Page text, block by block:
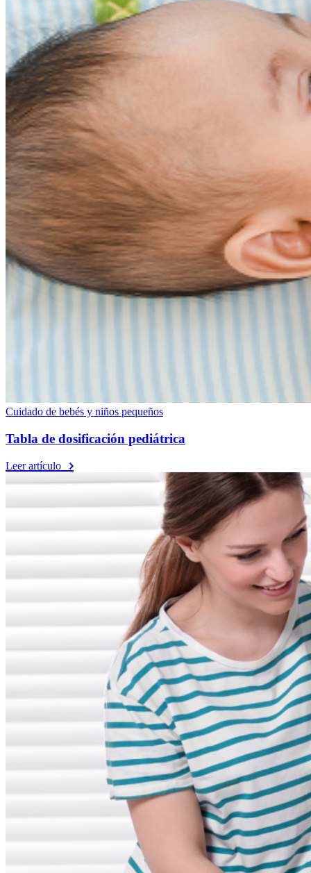
Cuidado de bebés y niños pequeños
Tabla de dosificación pediátrica
Leer artículo